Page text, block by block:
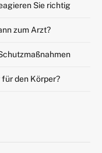
Sie richtig
zum Arzt?
den Körper?